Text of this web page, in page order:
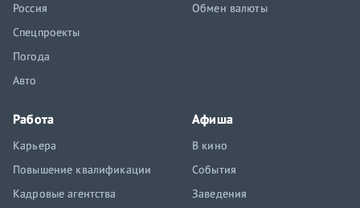
Россия
Спецпроекты
Погода
Авто
Обмен валюты
Работа
Карьера
Повышение квалификации
Кадровые агентства
Афиша
В кино
События
Заведения